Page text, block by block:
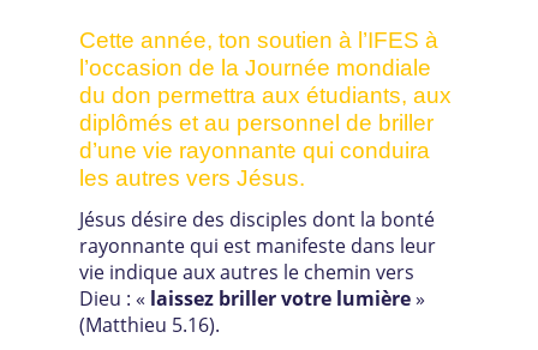
Cette année, ton soutien à l’IFES à
l’occasion de la Journée mondiale
du don permettra aux étudiants, aux
diplômés et au personnel de briller
d’une vie rayonnante qui conduira
les autres vers Jésus.
Jésus désire des disciples dont la bonté
rayonnante qui est manifeste dans leur
vie indique aux autres le chemin vers
Dieu : « laissez briller votre lumière»
(Matthieu 5.16).